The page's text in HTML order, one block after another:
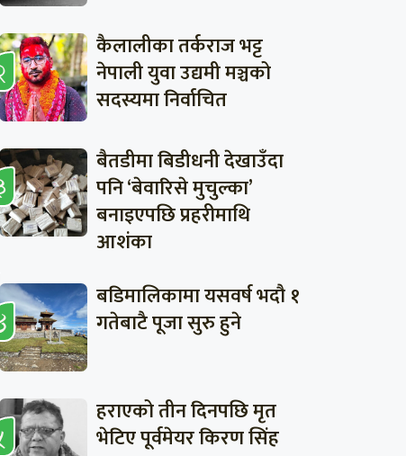
कैलालीका तर्कराज भट्ट
नेपाली युवा उद्यमी मञ्चको
सदस्यमा निर्वाचित
बैतडीमा बिडीधनी देखाउँदा
पनि ‘बेवारिसे मुचुल्का’
बनाइएपछि प्रहरीमाथि
आशंका
बडिमालिकामा यसवर्ष भदौ १
गतेबाटै पूजा सुरु हुने
हराएको तीन दिनपछि मृत
भेटिए पूर्वमेयर किरण सिंह